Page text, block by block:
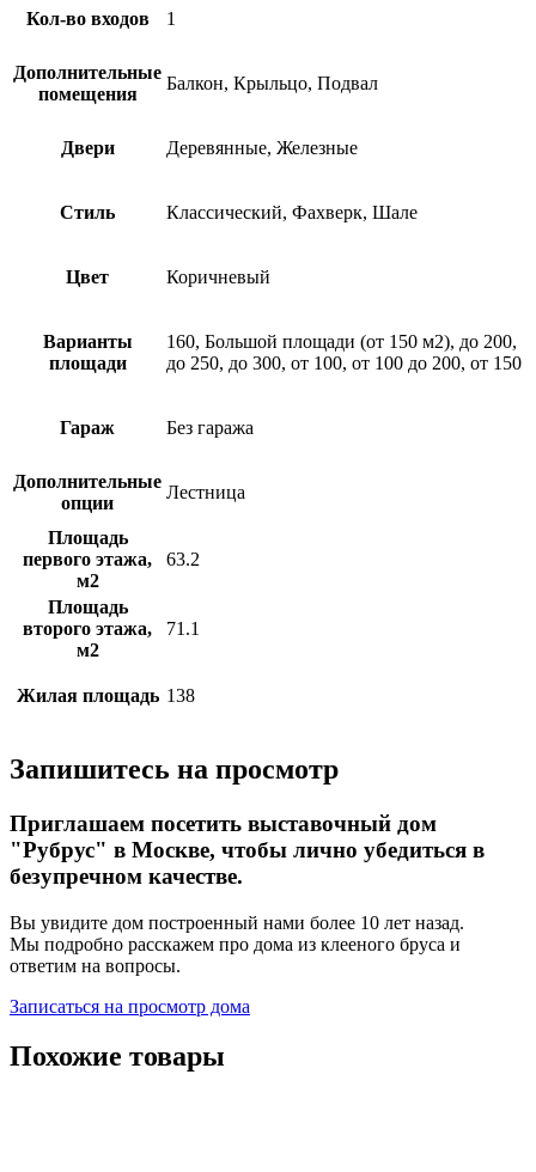
Кол-во входов 1
Дополнительные
помещения
Балкон, Крыльцо, Подвал
Двери Деревянные, Железные
Стиль Классический, Фахверк, Шале
Цвет Коричневый
Варианты
площади
160, Большой площади (от 150 м2), до 200,
до 250, до 300, от 100, от 100 до 200, от 150
Гараж Без гаража
Дополнительные
опции
Лестница
Площадь
первого этажа,
м2
63.2
Площадь
второго этажа,
м2
71.1
Жилая площадь 138
Запишитесь на просмотр
Приглашаем посетить выставочный дом
"Рубрус" в Москве, чтобы лично убедиться в
безупречном качестве.
Вы увидите дом построенный нами более 10 лет назад.
Мы подробно расскажем про дома из клееного бруса и
ответим на вопросы.
Записаться на просмотр дома
Похожие товары